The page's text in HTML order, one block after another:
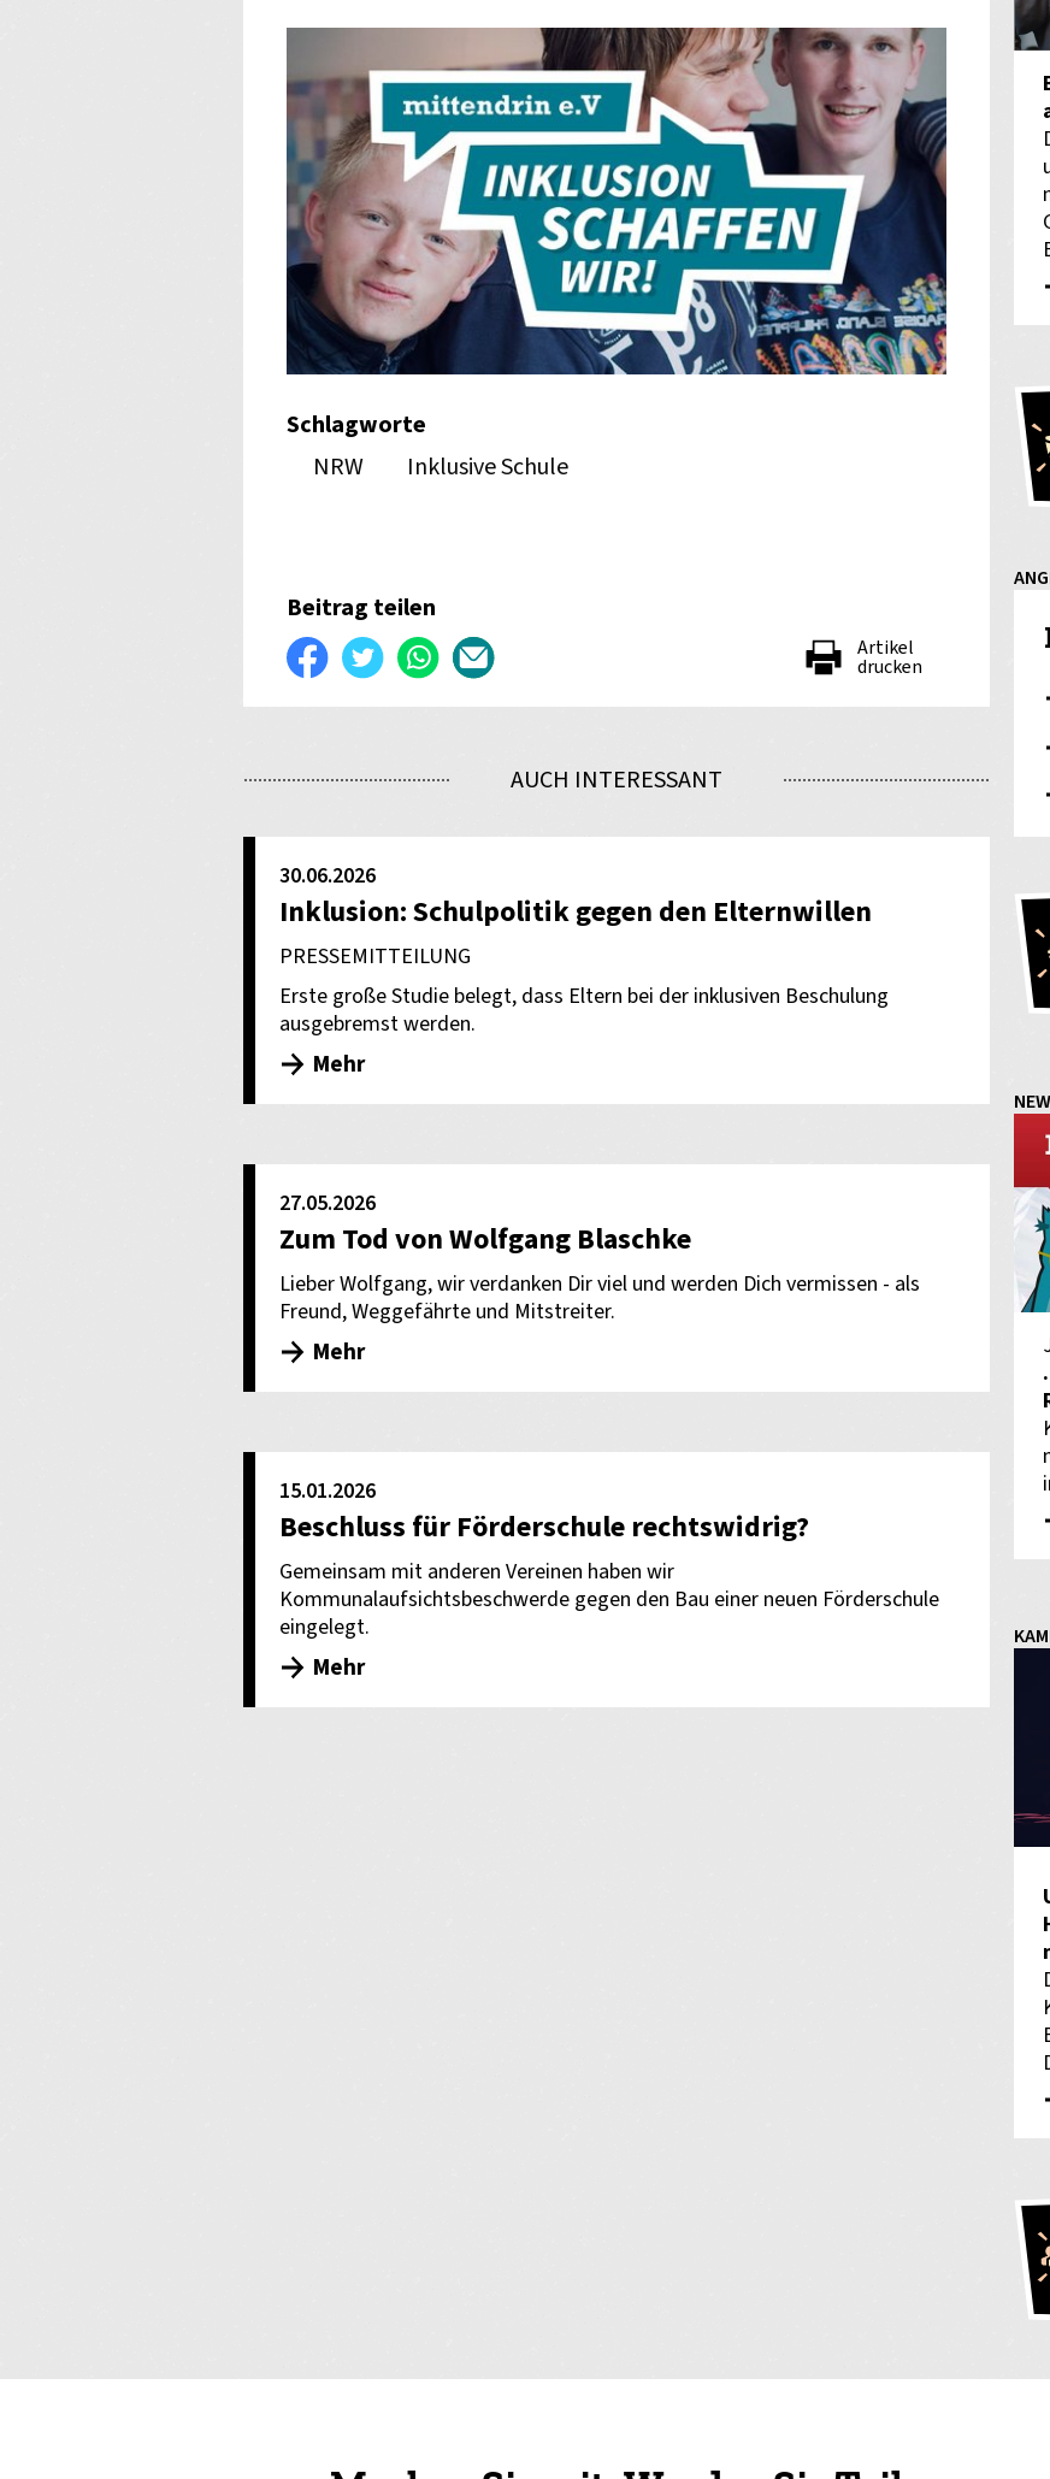
Schlagworte
NRW
Inklusive Schule
Beitrag teilen
Auf
Twittern WhatsApp
versenden
Artikel
drucken
AUCH INTERESSANT
30.06.2026
Inklusion: Schulpolitik gegen den Elternwillen
PRESSEMITTEILUNG
Erste große Studie belegt, dass Eltern bei der inklusiven Beschulung
ausgebremst werden.
Mehr
27.05.2026
Zum Tod von Wolfgang Blaschke
Lieber Wolfgang, wir verdanken Dir viel und werden Dich vermissen - als
Freund, Weggefährte und Mitstreiter.
Mehr
15.01.2026
Beschluss für Förderschule rechtswidrig?
Gemeinsam mit anderen Vereinen haben wir
Kommunalaufsichtsbeschwerde gegen den Bau einer neuen Förderschule
eingelegt.
Mehr